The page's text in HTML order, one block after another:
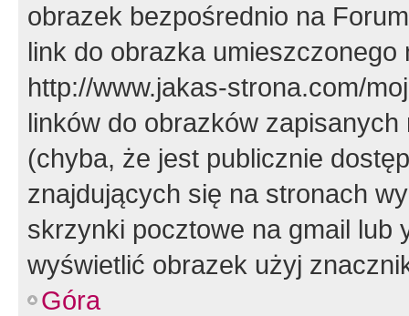
obrazek bezpośrednio na
link do obrazka
http://www.jakas-strona.com/
linków do obrazków
(chyba, że jest publicznie
znajdujących się na stronach
skrzynki pocztowe na gmail lub
wyświetlić obrazek użyj
Góra